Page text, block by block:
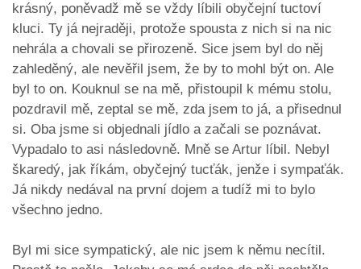
krásný, poněvadž mě se vždy líbili obyčejní tuctoví
kluci. Ty já nejraději, protože spousta z nich si na nic
nehrála a chovali se přirozeně. Sice jsem byl do něj
zahleděný, ale nevěřil jsem, že by to mohl být on. Ale
byl to on. Kouknul se na mě, přistoupil k mému stolu,
pozdravil mě, zeptal se mě, zda jsem to já, a přisednul
si. Oba jsme si objednali jídlo a začali se poznávat.
Vypadalo to asi následovně. Mně se Artur líbil. Nebyl
škaredý, jak říkám, obyčejný tucťák, jenže i sympaťák.
Já nikdy nedával na první dojem a tudíž mi to bylo
všechno jedno.
Byl mi sice sympatický, ale nic jsem k němu necítil.